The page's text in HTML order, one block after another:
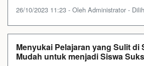
26/10/2023 11:23 - Oleh Administrator -
Menyukai Pelajaran yang Sulit di
Mudah untuk menjadi Siswa